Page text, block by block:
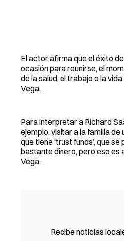
El actor afirma que el éxito
ocasión para reunirse, el
de la salud, el trabajo o la
Vega.
Para interpretar a Richard
ejemplo, visitar a la familia de
que tiene ‘trust funds’, que
bastante dinero, pero eso es
Vega.
Recibe noticias